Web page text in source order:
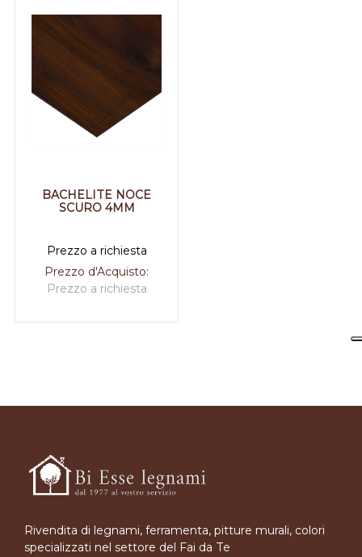
BACHELITE NOCE
SCURO 4MM
Prezzo a richiesta
Prezzo d'Acquisto:
Prezzo a richiesta
Rivendita di legnami, ferramenta, pitture murali, colori
specializzati nel settore del Fai da Te